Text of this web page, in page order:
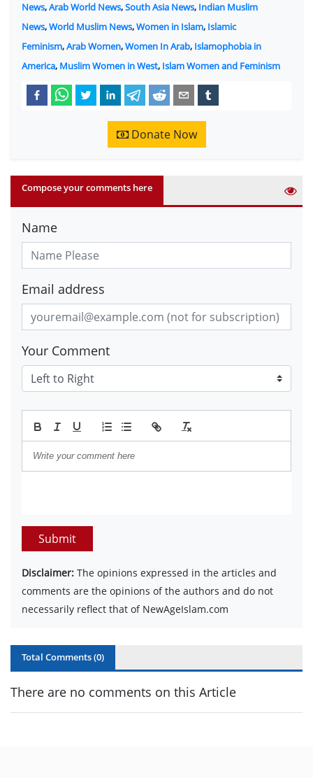
News,Arab World News,South Asia News, Indian Muslim
News,World Muslim News,Women in Islam, Islamic
Feminism,Arab Women,Women In Arab, Islamophobia in
America, Muslim Women in West, Islam Women and Feminism
Donate Now
Compose your comments here
Name
Email address
Your Comment
Submit
Disclaimer: The opinions expressed in the articles and
comments are the opinions of the authors and do not
necessarily reflect that of NewAgeIslam.com
Total Comments (0)
There are no comments on this Article